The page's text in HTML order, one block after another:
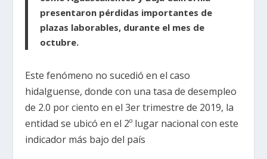
presentaron pérdidas importantes de
plazas laborables, durante el mes de
octubre.
Este fenómeno no sucedió en el caso
hidalguense, donde con una tasa de desempleo
de 2.0 por ciento en el 3er trimestre de 2019, la
entidad se ubicó en el 2º lugar nacional con este
indicador más bajo del país